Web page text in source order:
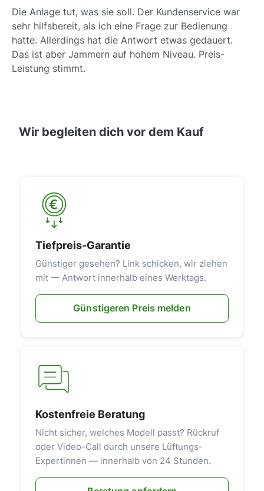
Die Anlage tut, was sie soll. Der Kundenservice war
sehr hilfsbereit, als ich eine Frage zur Bedienung
hatte. Allerdings hat die Antwort etwas gedauert.
Das ist aber Jammern auf hohem Niveau. Preis-
Leistung stimmt.
Wir begleiten dich vor dem Kauf
Tiefpreis-Garantie
Günstiger gesehen? Link schicken, wir ziehen
mit — Antwort innerhalb eines Werktags.
Günstigeren Preis melden
Kostenfreie Beratung
Nicht sicher, welches Modell passt? Rückruf
oder Video-Call durch unsere Lüftungs-
Expertinnen — innerhalb von 24 Stunden.